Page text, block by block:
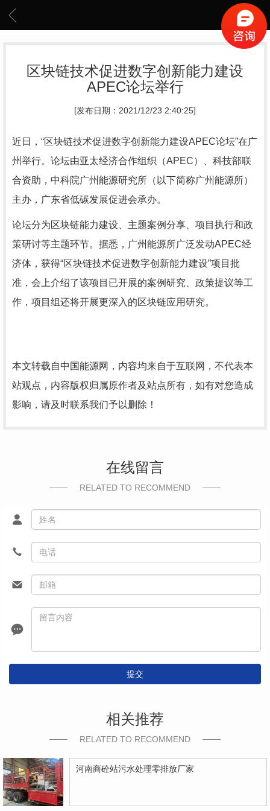
区块链技术促进数字创新能力建设
APEC论坛举行
[发布日期：2021/12/23 2:40:25]
近日，“区块链技术促进数字创新能力建设APEC论坛”在广
州举行。论坛由亚太经济合作组织（APEC）、科技部联
合资助，中科院广州能源研究所（以下简称广州能源所）
主办，广东省低碳发展促进会承办。
论坛分为区块链能力建设、主题案例分享、项目执行和政
策研讨等主题环节。据悉，广州能源所广泛发动APEC经
济体，获得“区块链技术促进数字创新能力建设”项目批
准，会上介绍了该项目已开展的案例研究、政策提议等工
作，项目组还将开展更深入的区块链应用研究。
本文转载自中国能源网，内容均来自于互联网，不代表本
站观点，内容版权归属原作者及站点所有，如有对您造成
影响，请及时联系我们予以删除！
在线留言
RELATED TO RECOMMEND
提交
相关推荐
RELATED TO RECOMMEND
河南商砼站污水处理零排放厂家